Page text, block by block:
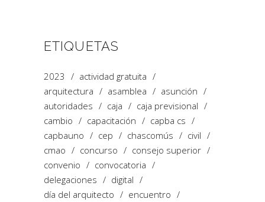
ETIQUETAS
2023
actividad gratuita
arquitectura
asamblea
asunción
autoridades
caja
caja previsional
cambio
capacitación
capba cs
capbauno
cep chascomús
civil
cmao
concurso
consejo superior
convenio
convocatoria
delegaciones
digital
día del arquitecto
encuentro